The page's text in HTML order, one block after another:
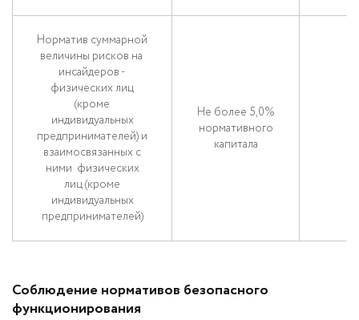
Норматив суммарной
величины рисков на
инсайдеров -
физических лиц
(кроме
индивидуальных
предпринимателей) и
взаимосвязанных с
ними физических
лиц (кроме
индивидуальных
предпринимателей)
Не более 5,0%
нормативного
капитала
Соблюдение нормативов безопасного
функционирования